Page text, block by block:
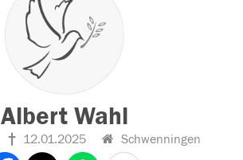
Albert Wahl
12.01.2025 Schwenningen